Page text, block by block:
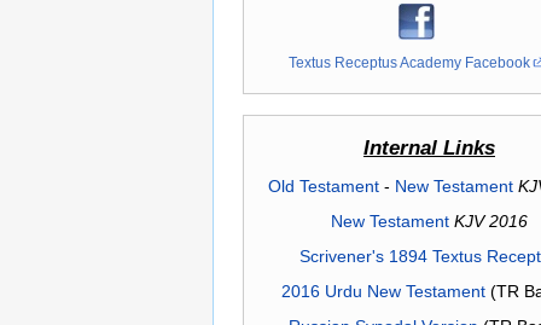
Textus Receptus Academy Facebook
Internal Links
Old Testament- New Testament
New Testament KJV 2016
Scrivener's 1894 Textus
2016 Urdu New Testament(TR